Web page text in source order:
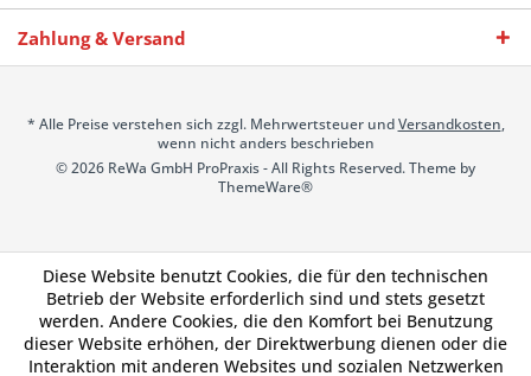
Zahlung & Versand
* Alle Preise verstehen sich zzgl. Mehrwertsteuer undVersandkosten,
wenn nicht anders beschrieben
© 2026 ReWa GmbH ProPraxis - All Rights Reserved. Theme by
ThemeWare®
Diese Website benutzt Cookies, die für den technischen
Betrieb der Website erforderlich sind und stets gesetzt
werden. Andere Cookies, die den Komfort bei Benutzung
dieser Website erhöhen, der Direktwerbung dienen oder die
Interaktion mit anderen Websites und sozialen Netzwerken